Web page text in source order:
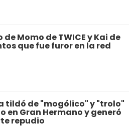
de Momo de TWICE y Kai de
que fue furor en la red
tildó de "mogólico" y "trolo"
en Gran Hermano y generó
repudio